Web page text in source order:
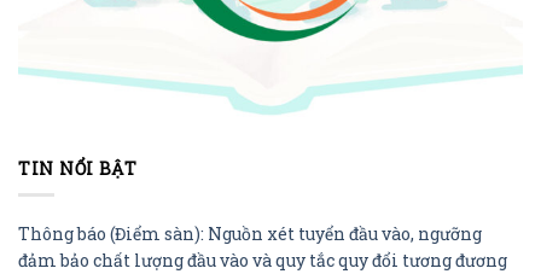
TIN NỔI BẬT
Thông báo (Điểm sàn): Nguồn xét tuyển đầu vào, ngưỡng
đảm bảo chất lượng đầu vào và quy tắc quy đổi tương đương